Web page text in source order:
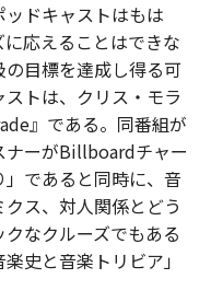
ドキャストはもは
応えることはできな
目標を達成し得る可
トは、クリス・モラ
』である。同番組が
ナーがBillboardチャー
」であると同時に、音
ス、対人関係とどう
なクルーズでもある
史と音楽トリビア」